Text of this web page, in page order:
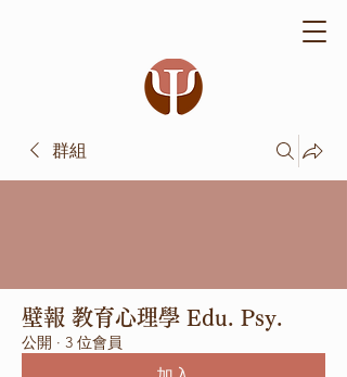
群組
壁報 教育心理學 Edu. Psy.
公開 · 3 位會員